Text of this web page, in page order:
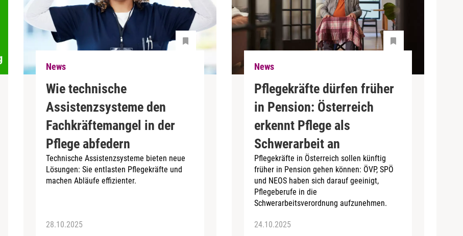
News
Wie technische
Assistenzsysteme den
Fachkräftemangel in der
Pflege abfedern
Technische Assistenzsysteme bieten neue
Lösungen: Sie entlasten Pflegekräfte und
machen Abläufe effizienter.
28.10.2025
News
Pflegekräfte dürfen früher
in Pension: Österreich
erkennt Pflege als
Schwerarbeit an
Pflegekräfte in Österreich sollen künftig
früher in Pension gehen können: ÖVP, SPÖ
und NEOS haben sich darauf geeinigt,
Pflegeberufe in die
Schwerarbeitsverordnung aufzunehmen.
24.10.2025